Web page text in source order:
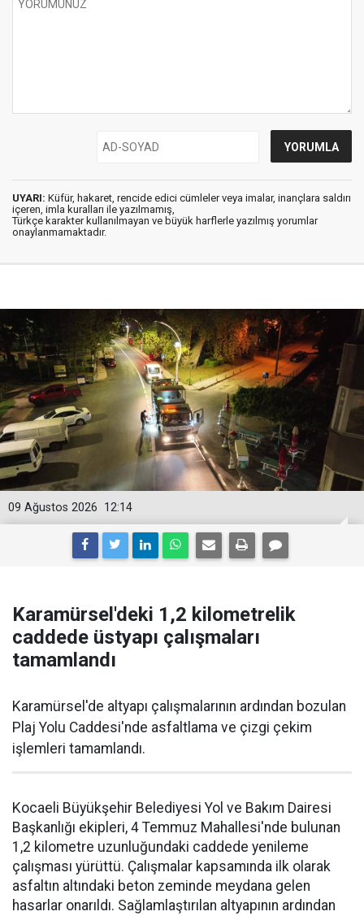
UYARI: Küfür, hakaret, rencide edici cümleler veya imalar, inançlara saldırı
içeren, imla kuralları ile yazılmamış,
Türkçe karakter kullanılmayan ve büyük harflerle yazılmış yorumlar
onaylanmamaktadır.
12:14
09 Ağustos 2026
Karamürsel'deki 1,2 kilometrelik
caddede üstyapı çalışmaları
tamamlandı
Karamürsel'de altyapı çalışmalarının ardından bozulan
Plaj Yolu Caddesi'nde asfaltlama ve çizgi çekim
işlemleri tamamlandı.
Kocaeli Büyükşehir Belediyesi Yol ve Bakım Dairesi
Başkanlığı ekipleri, 4 Temmuz Mahallesi'nde bulunan
1,2 kilometre uzunluğundaki caddede yenileme
çalışması yürüttü. Çalışmalar kapsamında ilk olarak
asfaltın altındaki beton zeminde meydana gelen
hasarlar onarıldı. Sağlamlaştırılan altyapının ardından